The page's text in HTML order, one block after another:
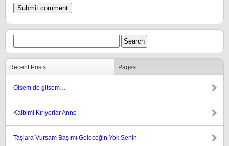
Recent Posts Pages
Ölsem de gitsem…
Kalbimi Kırıyorlar Anne
Taşlara Vursam Başımı Geleceğin Yok Senin